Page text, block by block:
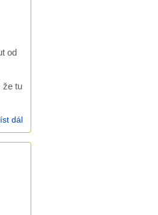
od
že tu
dálL 10, 38-41 Marie a Marta